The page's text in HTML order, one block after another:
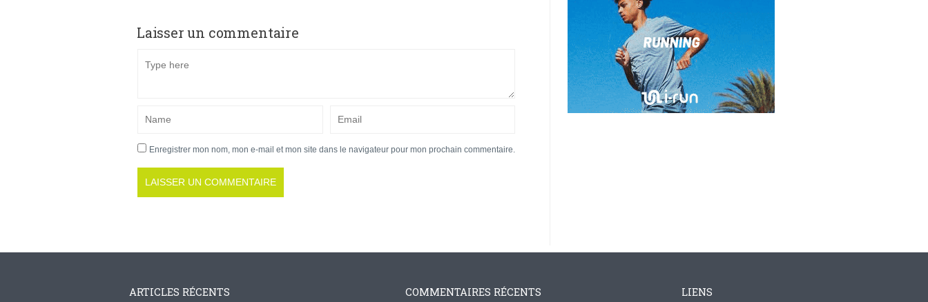
Laisser un commentaire
Enregistrer mon nom, mon e-mail et mon site dans le navigateur pour mon prochain commentaire.
ARTICLES RÉCENTS COMMENTAIRES RÉCENTS LIENS